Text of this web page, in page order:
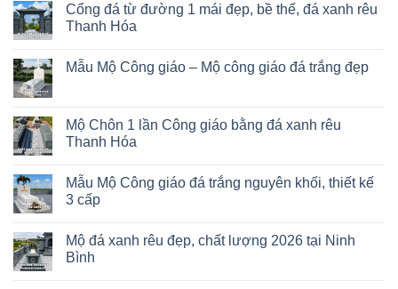
Cổng đá từ đường 1 mái đẹp, bề thế, đá xanh rêu
Thanh Hóa
Mẫu Mộ Công giáo – Mộ công giáo đá trắng đẹp
Mộ Chôn 1 lần Công giáo bằng đá xanh rêu
Thanh Hóa
Mẫu Mộ Công giáo đá trắng nguyên khối, thiết kế
3 cấp
Mộ đá xanh rêu đẹp, chất lượng 2026 tại Ninh
Bình